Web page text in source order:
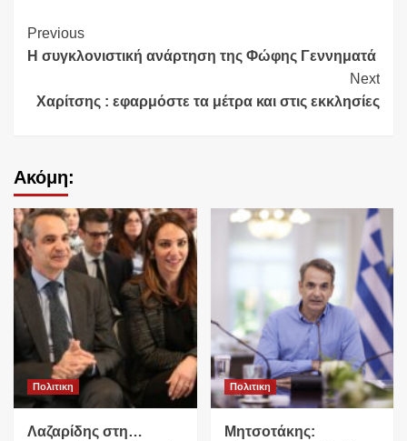
Continue
Reading
Previous
Η συγκλονιστική ανάρτηση της Φώφης Γεννηματά
Next
Χαρίτσης : εφαρμόστε τα μέτρα και στις εκκλησίες
Ακόμη:
Πολιτικη
Λαζαρίδης στη…
Πολιτικη
Μητσοτάκης: